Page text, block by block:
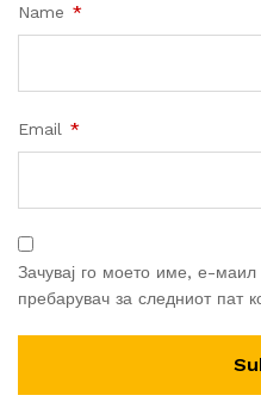
Name *
Email *
Зачувај го моето име, е-маил
пребарувач за следниот пат